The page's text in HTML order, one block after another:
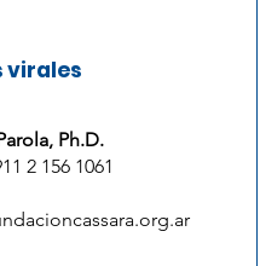
virales
Ph.D.
2 156 1061